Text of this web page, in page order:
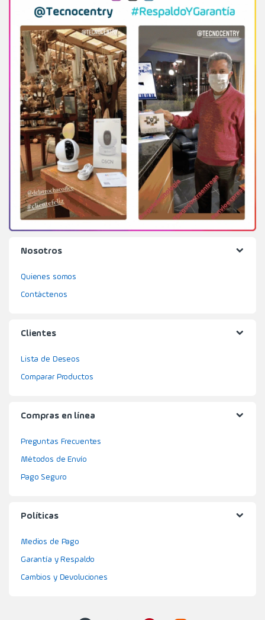
Nosotros
Quienes somos
Contáctenos
Clientes
Lista de Deseos
Comparar Productos
Compras en línea
Preguntas Frecuentes
Métodos de Envío
Pago Seguro
Políticas
Medios de Pago
Garantía y Respaldo
Cambios y Devoluciones